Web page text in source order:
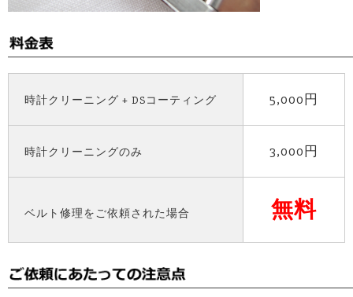
時計クリーニング + DSコーティング 5,000円
時計クリーニングのみ 3,000円
ベルト修理をご依頼された場合 無料